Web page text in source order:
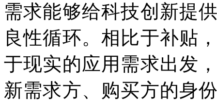
需求能够给科技创新提
良性循环。相比于补贴
于现实的应用需求出发
新需求方、购买方的身